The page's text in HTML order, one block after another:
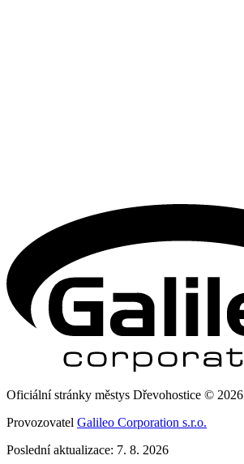
Oficiální stránky městys Dřevohostice © 2026
Provozovatel Galileo Corporation s.r.o.
Poslední aktualizace: 7. 8. 2026